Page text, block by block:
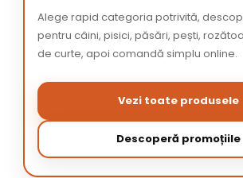
Alege rapid categoria potrivită,
pentru câini, pisici, păsări, pești,
de curte, apoi comandă simplu online.
Vezi toate produsele
Descoperă promoțiile